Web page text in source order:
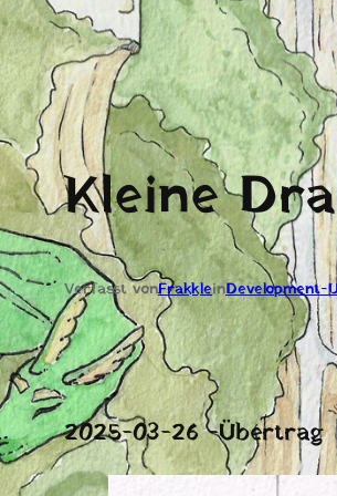
Kleine
Verfasst vonFrakkleinDevelopment-
2025-03-26 -Übertrag